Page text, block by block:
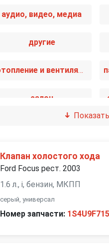
аудио, видео, медиа
другие
отопление и вентиляция
салон
электрика
Клапан холостого хода
Ford Focus рест. 2003
1.6 л., i, бензин, МКПП
серый, универсал
Номер запчасти: